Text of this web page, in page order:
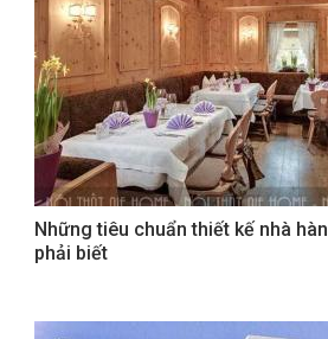
Những tiêu chuẩn thiết kế nhà
phải biết